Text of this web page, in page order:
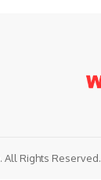
All Rights Reserved.